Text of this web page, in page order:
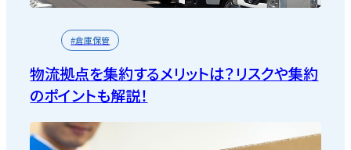
#倉庫保管
物流拠点を集約するメリットは？リスクや集約
のポイントも解説！